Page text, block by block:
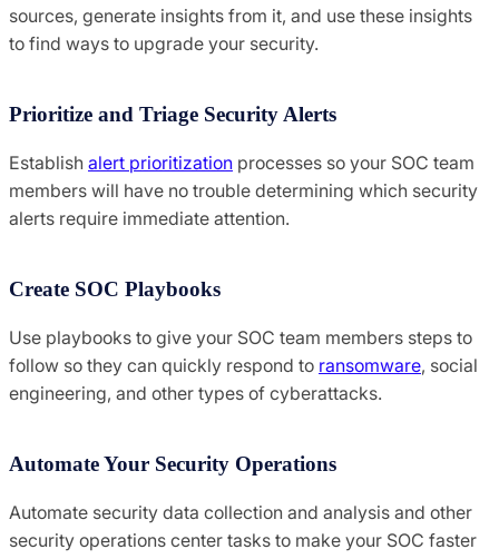
sources, generate insights from it, and use these insights
to find ways to upgrade your security.
Prioritize and Triage Security Alerts
Establish alert prioritization processes so your SOC team
members will have no trouble determining which security
alerts require immediate attention.
Create SOC Playbooks
Use playbooks to give your SOC team members steps to
follow so they can quickly respond to ransomware, social
engineering, and other types of cyberattacks.
Automate Your Security Operations
Automate security data collection and analysis and other
security operations center tasks to make your SOC faster